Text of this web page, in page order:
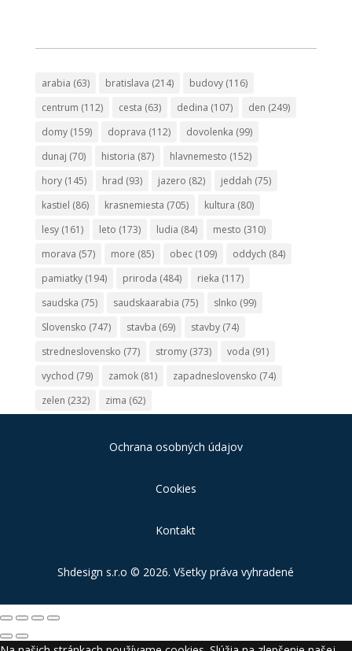
arabia (63) bratislava (214) budovy(116)
centrum (112) cesta (63) dedina (107) den (249)
domy(159) doprava (112) dovolenka (99)
dunaj (70) historia (87) hlavnemesto (152)
hory(145) hrad (93) jazero (82) jeddah (75)
kastiel (86) krasnemiesta (705) kultura (80)
lesy(161) leto (173) ludia (84) mesto (310)
morava (57) more (85) obec(109) oddych (84)
pamiatky(194) priroda (484) rieka (117)
saudska (75) saudskaarabia (75) slnko (99)
Slovensko (747) stavba (69) stavby(74)
stredneslovensko (77) stromy(373) voda (91)
vychod (79) zamok(81) zapadneslovensko (74)
zelen (232) zima (62)
Ochrana osobných údajov
Cookies
Kontakt
Shdesign s.r.o © 2026. Všetky práva vyhradené